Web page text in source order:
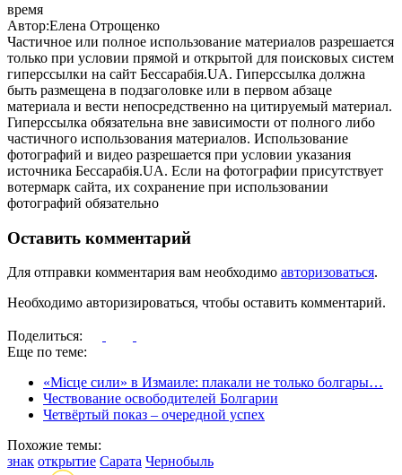
время
Автор:Елена Отрощенко
Частичное или полное использование материалов разрешается
только при условии прямой и открытой для поисковых систем
гиперссылки на сайт Бессарабія.UA. Гиперссылка должна
быть размещена в подзаголовке или в первом абзаце
материала и вести непосредственно на цитируемый материал.
Гиперссылка обязательна вне зависимости от полного либо
частичного использования материалов. Использование
фотографий и видео разрешается при условии указания
источника Бессарабія.UA. Если на фотографии присутствует
вотермарк сайта, их сохранение при использовании
фотографий обязательно
Оставить комментарий
Для отправки комментария вам необходимо авторизоваться.
Необходимо авторизироваться, чтобы оставить комментарий.
Поделиться:
Еще по теме:
«Місце сили» в Измаиле: плакали не только болгары…
Чествование освободителей Болгарии
Четвёртый показ – очередной успех
Похожие темы:
знак открытие Сарата Чернобыль